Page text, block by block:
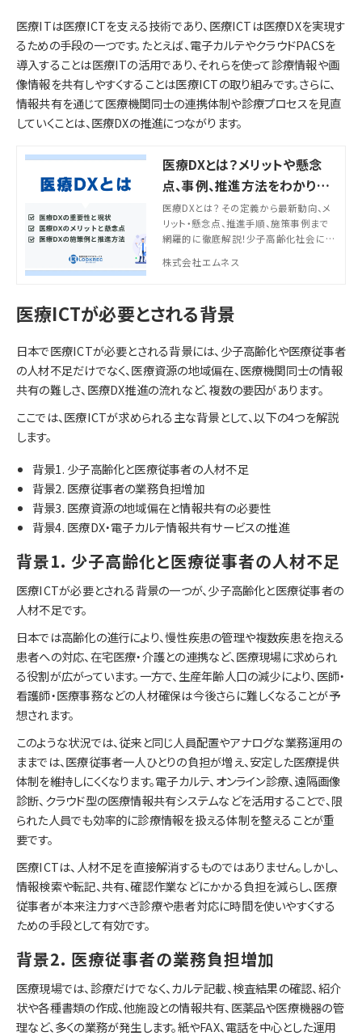
医療ITは医療ICTを支える技術であり、医療ICTは医療DXを実現す
るための手段の一つです。たとえば、電子カルテやクラウドPACSを
導入することは医療ITの活用であり、それらを使って診療情報や画
像情報を共有しやすくすることは医療ICTの取り組みです。さらに、
情報共有を通じて医療機関同士の連携体制や診療プロセスを見直
していくことは、医療DXの推進につながります。
医療DXとは？メリットや懸念
点、事例、推進方法をわかりや
すく解説
医療DXとは？その定義から最新動向、メ
リット・懸念点、推進手順、施策事例まで
網羅的に徹底解説！少子高齢化社会によ
進は医療機関にとって必須の取り組みで
株式会社エムネス
医療ICTが必要とされる背景
日本で医療ICTが必要とされる背景には、少子高齢化や医療従事者
の人材不足だけでなく、医療資源の地域偏在、医療機関同士の情報
共有の難しさ、医療DX推進の流れなど、複数の要因があります。
ここでは、医療ICTが求められる主な背景として、以下の4つを解説
します。
背景1. 少子高齢化と医療従事者の人材不足
背景2. 医療従事者の業務負担増加
背景3. 医療資源の地域偏在と情報共有の必要性
背景4. 医療DX・電子カルテ情報共有サービスの推進
背景1. 少子高齢化と医療従事者の人材不足
医療ICTが必要とされる背景の一つが、少子高齢化と医療従事者の
人材不足です。
日本では高齢化の進行により、慢性疾患の管理や複数疾患を抱える
患者への対応、在宅医療・介護との連携など、医療現場に求められ
る役割が広がっています。一方で、生産年齢人口の減少により、医師・
看護師・医療事務などの人材確保は今後さらに難しくなることが予
想されます。
このような状況では、従来と同じ人員配置やアナログな業務運用の
ままでは、医療従事者一人ひとりの負担が増え、安定した医療提供
体制を維持しにくくなります。電子カルテ、オンライン診療、遠隔画像
診断、クラウド型の医療情報共有システムなどを活用することで、限
られた人員でも効率的に診療情報を扱える体制を整えることが重
要です。
医療ICTは、人材不足を直接解消するものではありません。しかし、
情報検索や転記、共有、確認作業などにかかる負担を減らし、医療
従事者が本来注力すべき診療や患者対応に時間を使いやすくする
ための手段として有効です。
背景2. 医療従事者の業務負担増加
医療現場では、診療だけでなく、カルテ記載、検査結果の確認、紹介
状や各種書類の作成、他施設との情報共有、医薬品や医療機器の管
理など、多くの業務が発生します。紙やFAX、電話を中心とした運用